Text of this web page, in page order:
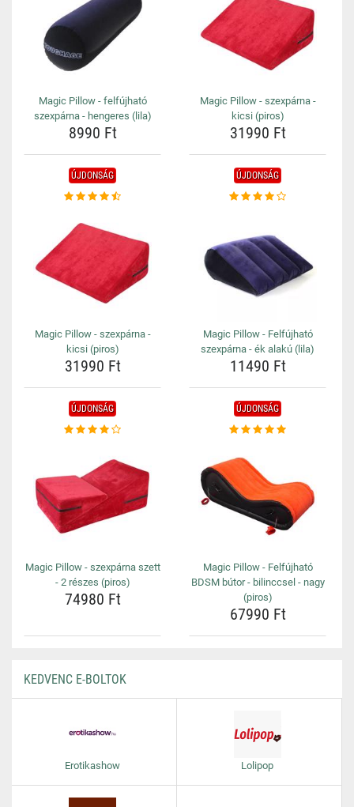
Magic Pillow - felfújható
szexpárna - hengeres (lila)
8990 Ft
Magic Pillow - szexpárna -
kicsi (piros)
31990 Ft
ÚJDONSÁG
Magic Pillow - szexpárna -
kicsi (piros)
31990 Ft
ÚJDONSÁG
Magic Pillow - Felfújható
szexpárna - ék alakú (lila)
11490 Ft
ÚJDONSÁG
Magic Pillow - szexpárna szett
- 2 részes (piros)
74980 Ft
ÚJDONSÁG
Magic Pillow - Felfújható
BDSM bútor - bilinccsel - nagy
(piros)
67990 Ft
KEDVENC E-BOLTOK
Erotikashow Lolipop